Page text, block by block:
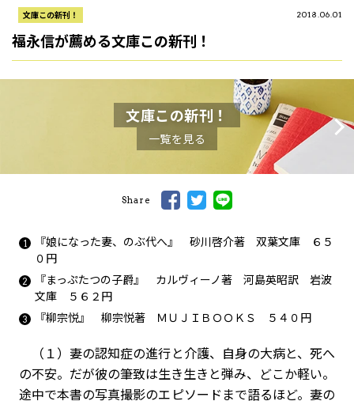
文庫この新刊！ 2018.06.01
福永信が薦める文庫この新刊！
文庫この新刊！
一覧を見る
Share
『娘になった妻、のぶ代へ』 砂川啓介著 双葉文庫 ６５
０円
『まっぷたつの子爵』 カルヴィーノ著 河島英昭訳 岩波
文庫 ５６２円
『柳宗悦』 柳宗悦著 ＭＵＪＩＢＯＯＫＳ ５４０円
（１）妻の認知症の進行と介護、自身の大病と、死へ
の不安。だが彼の筆致は生き生きと弾み、どこか軽い。
途中で本書の写真撮影のエピソードまで語るほど。妻の